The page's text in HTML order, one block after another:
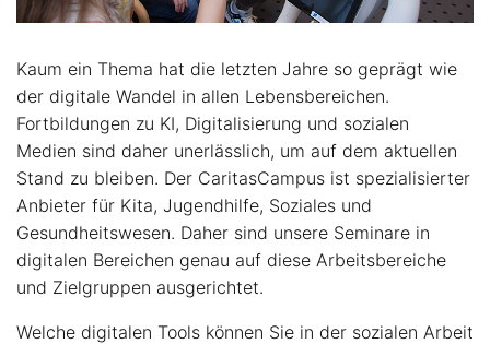
Kaum ein Thema hat die letzten Jahre so geprägt wie
der digitale Wandel in allen Lebensbereichen.
Fortbildungen zu KI, Digitalisierung und sozialen
Medien sind daher unerlässlich, um auf dem aktuellen
Stand zu bleiben. Der CaritasCampus ist spezialisierter
Anbieter für Kita, Jugendhilfe, Soziales und
Gesundheitswesen. Daher sind unsere Seminare in
digitalen Bereichen genau auf diese Arbeitsbereiche
und Zielgruppen ausgerichtet.
Welche digitalen Tools können Sie in der sozialen Arbeit